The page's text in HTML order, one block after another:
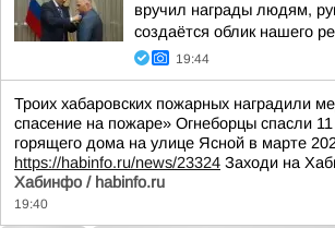
вручил награды людям,
создаётся облик нашего
19:44
Троих хабаровских пожарных наградили
спасение на пожаре» Огнеборцы спасли 11
горящего дома на улице Ясной в марте
https://habinfo.ru/news/23324 Заходи на
Хабинфо / habinfo.ru
19:40